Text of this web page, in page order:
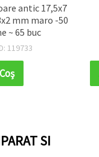
antic 17,5x7
mm maro -50
~ 65 buc
119733
SI